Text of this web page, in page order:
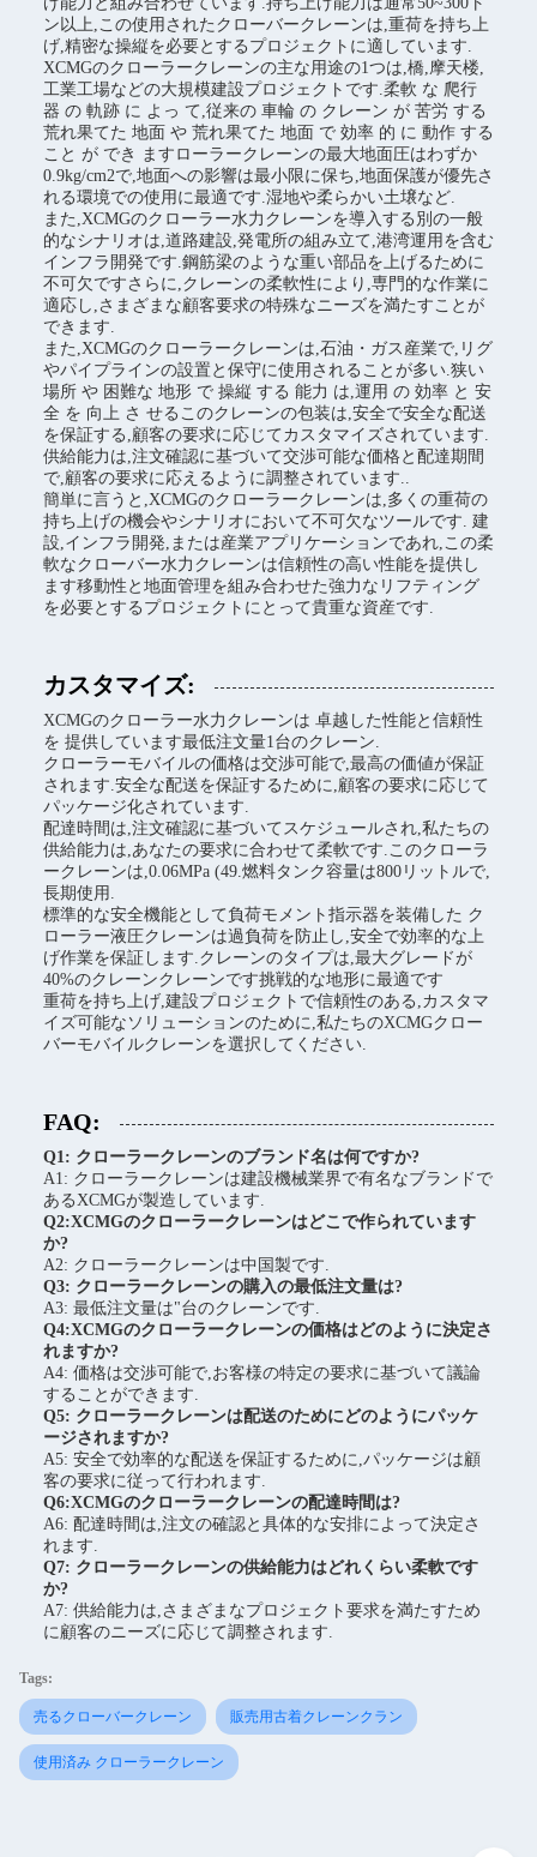
ン以上,この使用されたクローバークレーンは,重荷を持ち上
げ,精密な操縦を必要とするプロジェクトに適しています.
XCMGのクローラークレーンの主な用途の1つは,橋,摩天楼,
工業工場などの大規模建設プロジェクトです.柔軟 な 爬行
器 の 軌跡 に よっ て,従来の 車輪 の クレーン が 苦労 する
荒れ果てた 地面 や 荒れ果てた 地面 で 効率 的 に 動作 する
こと が でき ますローラークレーンの最大地面圧はわずか
0.9kg/cm2で,地面への影響は最小限に保ち,地面保護が優先さ
れる環境での使用に最適です.湿地や柔らかい土壌など.
また,XCMGのクローラー水力クレーンを導入する別の一般
的なシナリオは,道路建設,発電所の組み立て,港湾運用を含む
インフラ開発です.鋼筋梁のような重い部品を上げるために
不可欠ですさらに,クレーンの柔軟性により,専門的な作業に
適応し,さまざまな顧客要求の特殊なニーズを満たすことが
できます.
また,XCMGのクローラークレーンは,石油・ガス産業で,リグ
やパイプラインの設置と保守に使用されることが多い.狭い
場所 や 困難な 地形 で 操縦 する 能力 は,運用 の 効率 と 安
全 を 向上 さ せるこのクレーンの包装は,安全で安全な配送
を保証する,顧客の要求に応じてカスタマイズされています.
供給能力は,注文確認に基づいて交渉可能な価格と配達期間
で,顧客の要求に応えるように調整されています..
簡単に言うと,XCMGのクローラークレーンは,多くの重荷の
持ち上げの機会やシナリオにおいて不可欠なツールです. 建
設,インフラ開発,または産業アプリケーションであれ,この柔
軟なクローバー水力クレーンは信頼性の高い性能を提供し
ます移動性と地面管理を組み合わせた強力なリフティング
を必要とするプロジェクトにとって貴重な資産です.
カスタマイズ:
XCMGのクローラー水力クレーンは 卓越した性能と信頼性
を 提供しています最低注文量1台のクレーン.
クローラーモバイルの価格は交渉可能で,最高の価値が保証
されます.安全な配送を保証するために,顧客の要求に応じて
パッケージ化されています.
配達時間は,注文確認に基づいてスケジュールされ,私たちの
供給能力は,あなたの要求に合わせて柔軟です.このクローラ
ークレーンは,0.06MPa (49.燃料タンク容量は800リットルで,
長期使用.
標準的な安全機能として負荷モメント指示器を装備した ク
ローラー液圧クレーンは過負荷を防止し,安全で効率的な上
げ作業を保証します.クレーンのタイプは,最大グレードが
40%のクレーンクレーンです挑戦的な地形に最適です
重荷を持ち上げ,建設プロジェクトで信頼性のある,カスタマ
イズ可能なソリューションのために,私たちのXCMGクロー
バーモバイルクレーンを選択してください.
FAQ:
Q1: クローラークレーンのブランド名は何ですか?
A1: クローラークレーンは建設機械業界で有名なブランドで
あるXCMGが製造しています.
Q2:XCMGのクローラークレーンはどこで作られています
か?
A2: クローラークレーンは中国製です.
Q3: クローラークレーンの購入の最低注文量は?
A3: 最低注文量は"台のクレーンです.
Q4:XCMGのクローラークレーンの価格はどのように決定さ
れますか?
A4: 価格は交渉可能で,お客様の特定の要求に基づいて議論
することができます.
Q5: クローラークレーンは配送のためにどのようにパッケ
ージされますか?
A5: 安全で効率的な配送を保証するために,パッケージは顧
客の要求に従って行われます.
Q6:XCMGのクローラークレーンの配達時間は?
A6: 配達時間は,注文の確認と具体的な安排によって決定さ
れます.
Q7: クローラークレーンの供給能力はどれくらい柔軟です
か?
A7: 供給能力は,さまざまなプロジェクト要求を満たすため
に顧客のニーズに応じて調整されます.
Tags:
売るクローバークレーン 販売用古着クレーンクラン
使用済み クローラークレーン